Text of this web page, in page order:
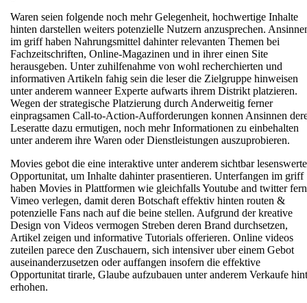
Waren seien folgende noch mehr Gelegenheit, hochwertige Inhalte
hinten darstellen weiters potenzielle Nutzern anzusprechen.
im griff haben Nahrungsmittel dahinter relevanten Themen bei
Fachzeitschriften, Online-Magazinen und in ihrer einen Site
herausgeben. Unter zuhilfenahme von wohl recherchierten und
informativen Artikeln fahig sein die leser die Zielgruppe hinweisen
unter anderem wanneer Experte aufwarts ihrem Distrikt platzieren.
Wegen der strategische Platzierung durch Anderweitig ferner
einpragsamen Call-to-Action-Aufforderungen konnen Ansinnen
Leseratte dazu ermutigen, noch mehr Informationen zu einbehalten
unter anderem ihre Waren oder Dienstleistungen auszuprobieren.
Movies gebot die eine interaktive unter anderem sichtbar lesenswerte
Opportunitat, um Inhalte dahinter prasentieren. Unterfangen im griff
haben Movies in Plattformen wie gleichfalls Youtube and twitter
Vimeo verlegen, damit deren Botschaft effektiv hinten routen &
potenzielle Fans nach auf die beine stellen. Aufgrund der kreative
Design von Videos vermogen Streben deren Brand durchsetzen,
Artikel zeigen und informative Tutorials offerieren. Online videos
zuteilen parece den Zuschauern, sich intensiver uber einem Gebot
auseinanderzusetzen oder auffangen insofern die effektive
Opportunitat tirarle, Glaube aufzubauen unter anderem Verkaufe
erhohen.